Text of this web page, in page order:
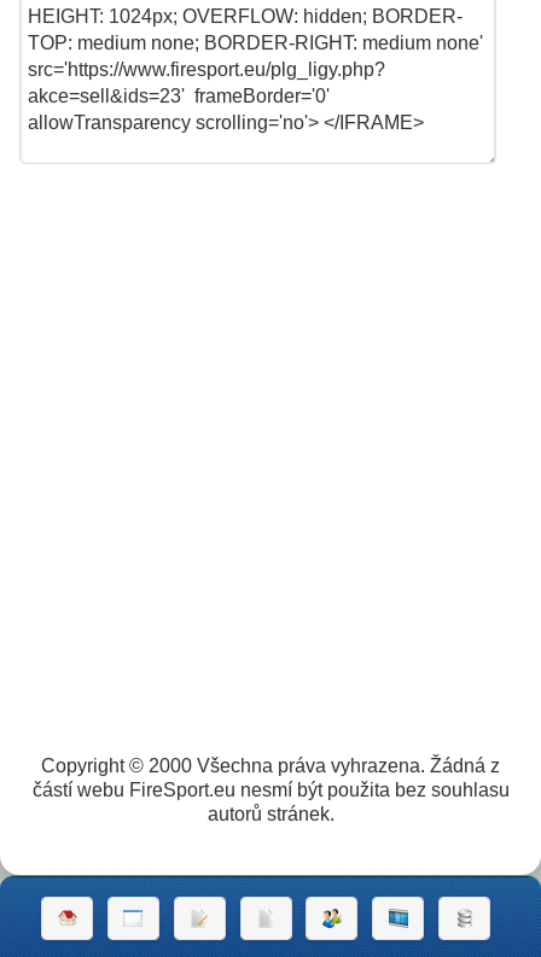
Copyright © 2000 Všechna práva vyhrazena. Žádná z
částí webu FireSport.eu nesmí být použita bez souhlasu
autorů stránek.